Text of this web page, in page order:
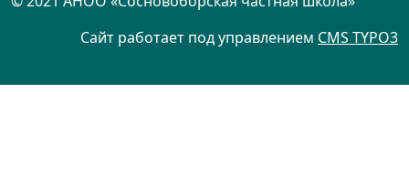
Сайт работает под управлением CMS TYPO3